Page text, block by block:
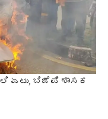
ಬಿಜೆಪಿ ಶಾಸಕ